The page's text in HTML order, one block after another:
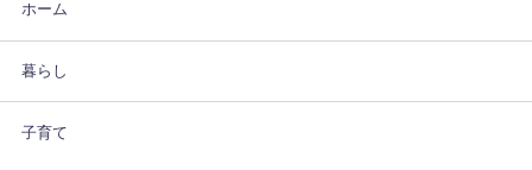
ホーム
暮らし
子育て